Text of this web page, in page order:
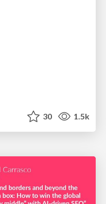
30 1.5k